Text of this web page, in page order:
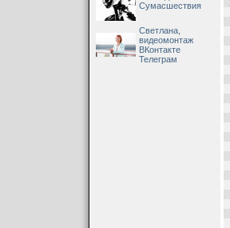
Сумасшествия
Светлана,
видеомонтаж
ВКонтакте
Телеграм